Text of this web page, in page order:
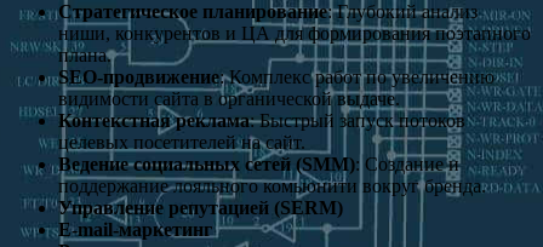
Стратегическое планирование: Глубокий анализ
ниши, конкурентов и ЦА для формирования поэтапного
плана.
SEO-продвижение: Комплекс работ по увеличению
видимости сайта в органической выдаче.
Контекстная реклама: Быстрый запуск потоков
целевых посетителей на сайт.
Ведение социальных сетей (SMM): Создание и
поддержание лояльного комьюнити вокруг бренда.
Управление репутацией (SERM)
E-mail-маркетинг